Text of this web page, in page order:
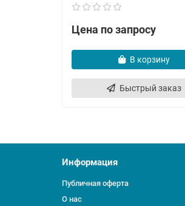
Цена по запросу
В корзину
Быстрый заказ
Информация
Публичная оферта
О нас